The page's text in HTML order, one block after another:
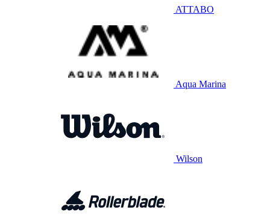
ATTABO
Aqua Marina
Wilson